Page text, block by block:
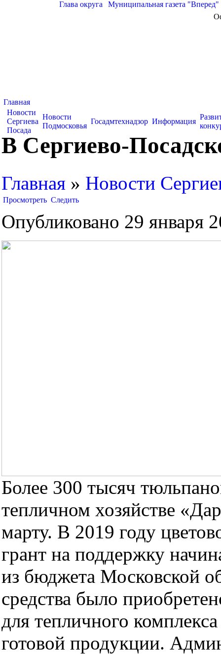
Глава округа Муниципальная газета "Вперед"
Главная
Новости
Сергиева
Посада
Новости
Подмосковья
Госадмтехнадзор Информация
В Сергиево-
Главная » Новости
Просмотреть Следить
Опубликовано 29 января
Более 300 тысяч
тепличном хозяйстве
марту. В 2019 году
грант на поддержку
из бюджета Московской
средства было
для тепличного
готовой продукции.